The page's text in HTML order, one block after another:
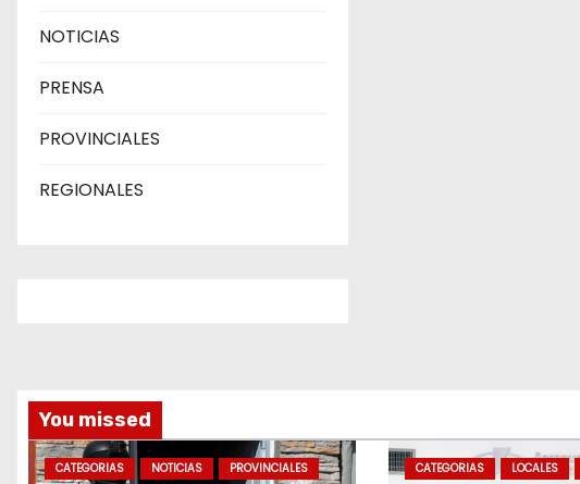
NOTICIAS
PRENSA
PROVINCIALES
REGIONALES
You missed
CATEGORIAS NOTICIAS PROVINCIALES CATEGORIAS LOCALES